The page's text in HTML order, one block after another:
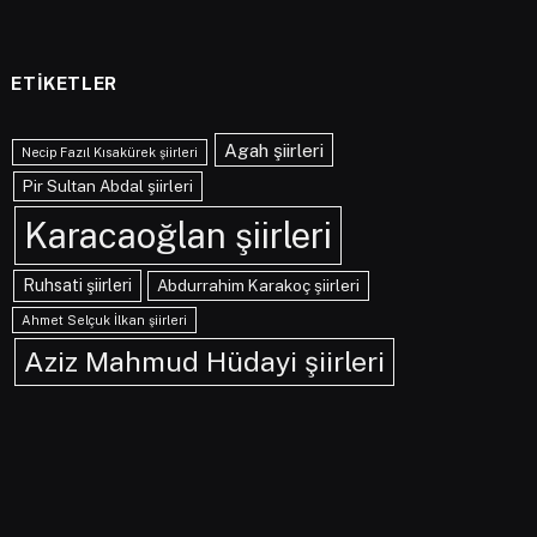
ETIKETLER
Necip Fazıl Kısakürek şiirleri Agah şiirleri
Pir Sultan Abdal şiirleri
Karacaoğlan şiirleri
Ruhsati şiirleri Abdurrahim Karakoç şiirleri
Ahmet Selçuk İlkan şiirleri
Aziz Mahmud Hüdayi şiirleri